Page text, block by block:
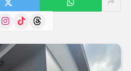
InstagramTikTokThreads